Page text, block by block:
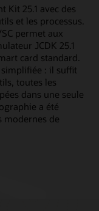
Kit 25.1 avec des
et les processus.
permet aux
JCDK 25.1
card standard.
: il suffit
toutes les
dans une seule
a été
modernes de